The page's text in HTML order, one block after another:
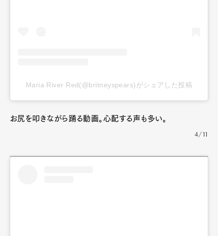
Maria River Red(@britneyspears)がシェアした投稿
お尻を叩きながら踊る動画。心配する声も多い。
4/11